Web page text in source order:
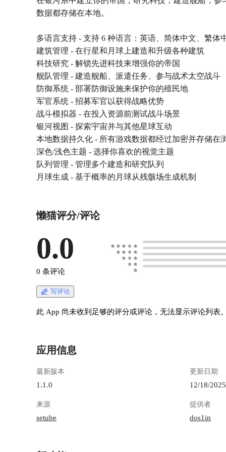
数据都存储在本地。
多语言支持 - 支持 6 种语言：英语、简体中文、繁体
建筑管理 - 在行星和月球上建造和升级各种建筑
科技研究 - 解锁先进科技来增强你的帝国
舰队管理 - 建造舰船、派遣任务、参与战术太空战斗
防御系统 - 部署防御设施来保护你的殖民地
军官系统 - 招募军官以获得战略优势
战斗模拟器 - 在投入资源前测试战斗场景
银河视图 - 探索宇宙并与其他星球互动
本地数据持久化 - 所有游戏数据都经过加密并存储在
深色/浅色主题 - 选择你喜欢的视觉主题
队列管理 - 管理多个建造和研究队列
月球生成 - 基于概率的月球从残骸场生成机制
懒猫评分/评论
0.0
0 条评论
写评论
此 App 尚未收到足够的评分或评论，无法显示评论列表
应用信息
最新版本
1.1.0
更新日期
12/18/2025
来源
setube
提供者
dos1in